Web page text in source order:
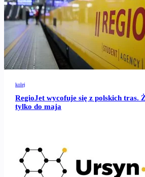
kolej
RegioJet wycofuje się z polskich tras.
tylko do maja